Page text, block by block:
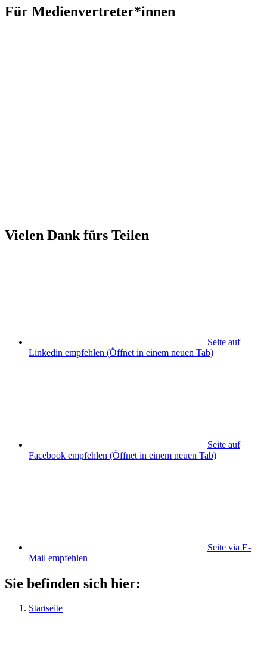
Für Medienvertreter*innen
Vielen Dank fürs Teilen
Seite auf
Linkedin empfehlen (Öffnet in einem neuen Tab)
Seite auf
Facebook empfehlen (Öffnet in einem neuen Tab)
Seite via E-
Mail empfehlen
Sie befinden sich hier:
Startseite